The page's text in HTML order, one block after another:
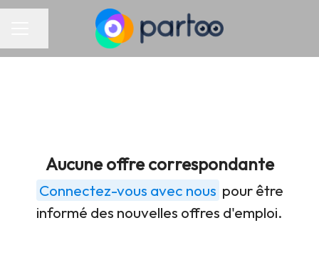
Partager la page
Aucune offre correspondante
Connectez-vous avec nous pour être
informé des nouvelles offres d'emploi.